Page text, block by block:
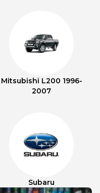
Mitsubishi L200 1996-
2007
Subaru